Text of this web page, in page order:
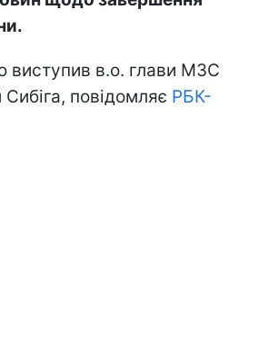
виступив в.о. глави МЗС
повідомляє РБК-